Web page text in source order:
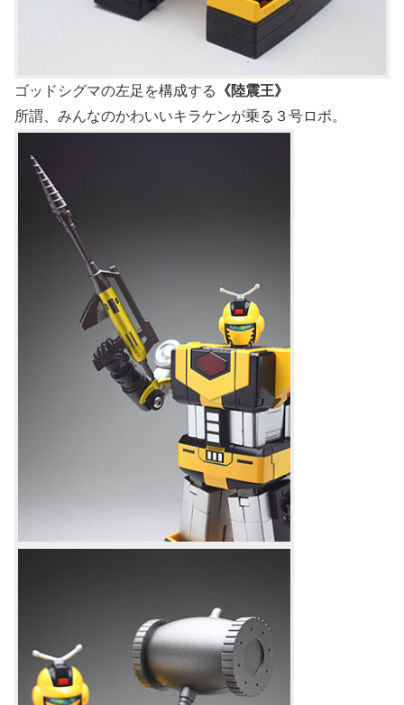
ゴッドシグマの左足を構成する
《陸震王》
所謂、みんなのかわいいキラケンが乗る３号ロボ。